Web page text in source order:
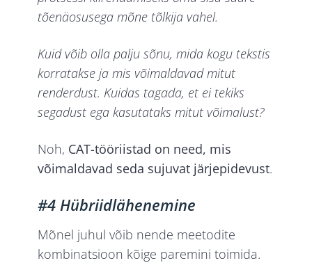
tõenäosusega mõne tõlkija vahel.
Kuid võib olla palju sõnu, mida kogu tekstis
korratakse ja mis võimaldavad mitut
renderdust. Kuidas tagada, et ei tekiks
segadust ega kasutataks mitut võimalust?
Noh, CAT-tööriistad on need, mis
võimaldavad seda sujuvat järjepidevust.
#4 Hübriidlähenemine
Mõnel juhul võib nende meetodite
kombinatsioon kõige paremini toimida.